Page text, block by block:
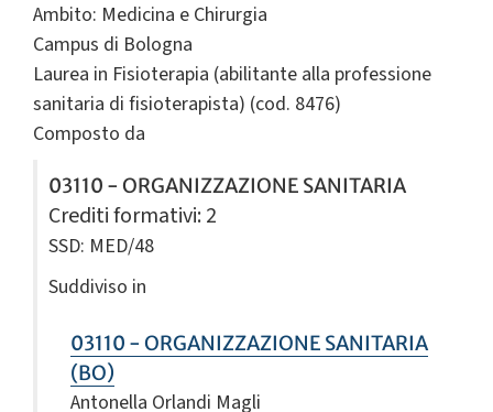
Ambito: Medicina e Chirurgia
Campus di Bologna
Laurea in Fisioterapia (abilitante alla professione
sanitaria di fisioterapista) (cod. 8476)
Composto da
03110 - ORGANIZZAZIONE SANITARIA
Crediti formativi: 2
SSD: MED/48
Suddiviso in
03110 - ORGANIZZAZIONE SANITARIA
(BO)
Antonella Orlandi Magli